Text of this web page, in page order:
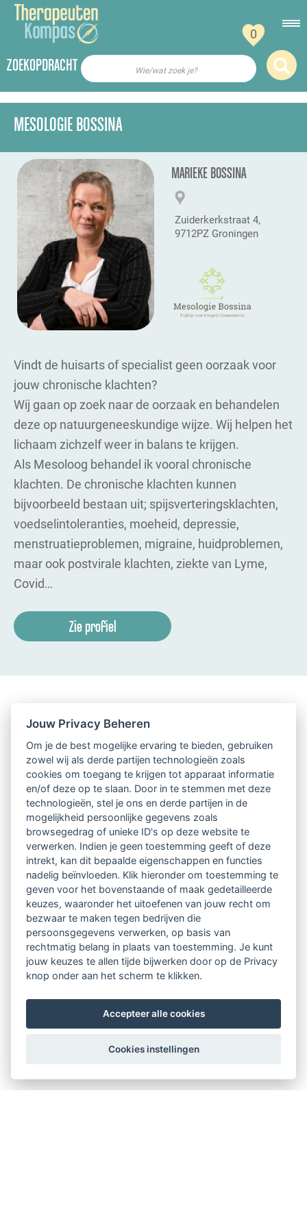
0
ZOEKOPDRACHT Wie/wat zoek je?
MESOLOGIE BOSSINA
MARIEKE BOSSINA
Zuiderkerkstraat 4,
9712PZ Groningen
Vindt de huisarts of specialist geen oorzaak voor
jouw chronische klachten?
Wij gaan op zoek naar de oorzaak en behandelen
deze op natuurgeneeskundige wijze. Wij helpen het
lichaam zichzelf weer in balans te krijgen.
Als Mesoloog behandel ik vooral chronische
klachten. De chronische klachten kunnen
bijvoorbeeld bestaan uit; spijsverteringsklachten,
voedselintoleranties, moeheid, depressie,
menstruatieproblemen, migraine, huidproblemen,
maar ook postvirale klachten, ziekte van Lyme,
Covid…
Zie profiel
Jouw Privacy Beheren
Om je de best mogelijke ervaring te bieden, gebruiken
zowel wij als derde partijen technologieën zoals
cookies om toegang te krijgen tot apparaat informatie
en/of deze op te slaan. Door in te stemmen met deze
technologieën, stel je ons en derde partijen in de
mogelijkheid persoonlijke gegevens zoals
browsegedrag of unieke ID's op deze website te
verwerken. Indien je geen toestemming geeft of deze
intrekt, kan dit bepaalde eigenschappen en functies
nadelig beïnvloeden. Klik hieronder om toestemming te
geven voor het bovenstaande of maak gedetailleerde
keuzes, waaronder het uitoefenen van jouw recht om
bezwaar te maken tegen bedrijven die
persoonsgegevens verwerken, op basis van
rechtmatig belang in plaats van toestemming. Je kunt
jouw keuzes te allen tijde bijwerken door op de Privacy
knop onder aan het scherm te klikken.
Accepteer alle cookies
Cookies instellingen